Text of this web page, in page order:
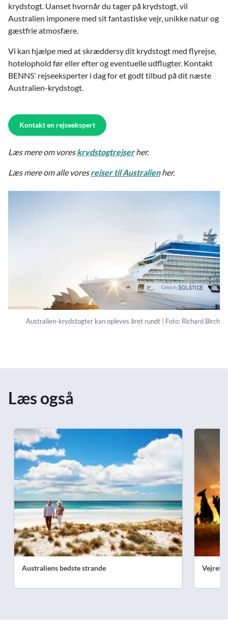
krydstogt. Uanset hvornår du tager på krydstogt, vil
Australien imponere med sit fantastiske vejr, unikke natur og
gæstfrie atmosfære.
Vi kan hjælpe med at skræddersy dit krydstogt med flyrejse,
hotelophold før eller efter og eventuelle udflugter. Kontakt
BENNS' rejseeksperter i dag for et godt tilbud på dit næste
Australien-krydstogt.
Kontakt en rejseekspert
Læs mere om voreskrydstogtrejserher.
Læs mere om alle voresrejser til Australienher.
Australien-krydstogter kan opleves året rundt | Foto: Richard Birch
Læs også
Australiens bedste strande Vejret i